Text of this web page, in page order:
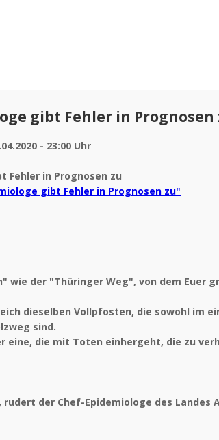
gibt Fehler in Prognosen
- 23:00 Uhr
gibt Fehler in Prognosen zu"
der "Thüringer Weg", von dem Euer
dieselben Vollpfosten, die sowohl im
sind.
eine, die mit Toten einhergeht, die zu
der Chef-Epidemiologe des Landes